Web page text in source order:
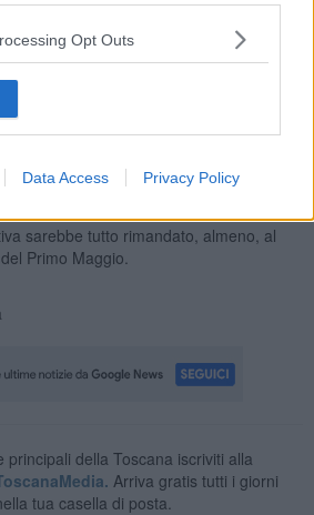
Opt Outs
Data Access Privacy Policy
che sancisce il ritorno dei nerazzurri
risultati delle dirette concorrenti.
scenari di seguito per garantire il
Club
la
del Napoli e il Pisa uscisse sconfitto
dovesse raccogliere tre punti contro
sarebbe tutto rimandato, almeno, al
Primo Maggio.
principali della Toscana iscriviti alla
Arriva gratis tutti i giorni
tua casella di posta.